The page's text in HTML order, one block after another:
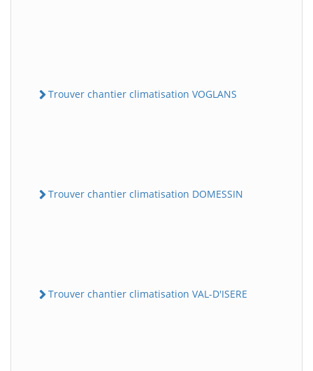
Trouver chantier climatisation VOGLANS
Trouver chantier climatisation DOMESSIN
Trouver chantier climatisation VAL-D'ISERE